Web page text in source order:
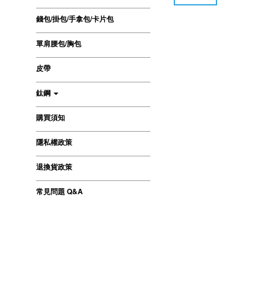
錢包/掛包/手拿包/卡片包
單肩腰包/胸包
皮帶
鈦鋼
購買須知
隱私權政策
退換貨政策
常見問題 Q&A